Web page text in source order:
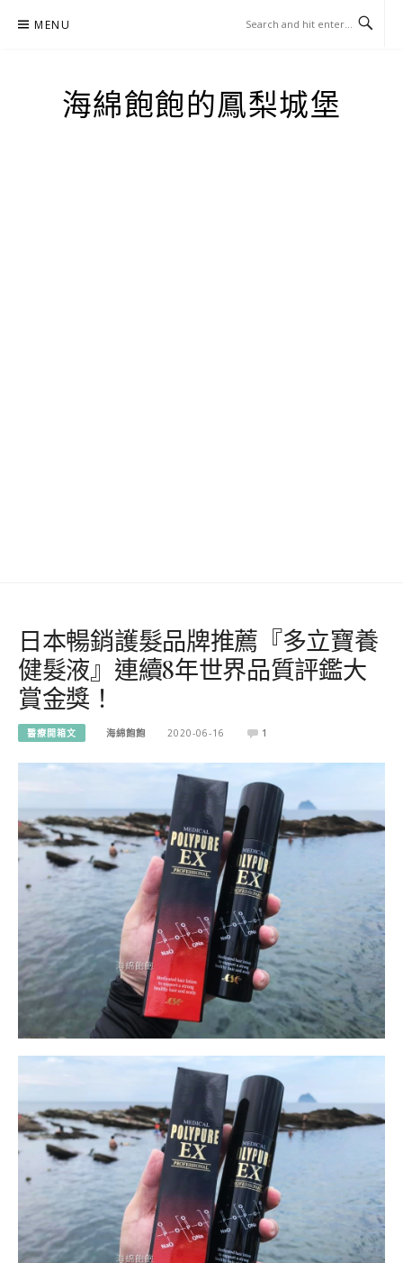
MENU
海綿飽飽的鳳梨城堡
日本暢銷護髮品牌推薦『多立寶養
健髮液』連續8年世界品質評鑑大
賞金獎！
醫療開箱文 海綿飽飽 2020-06-16 1